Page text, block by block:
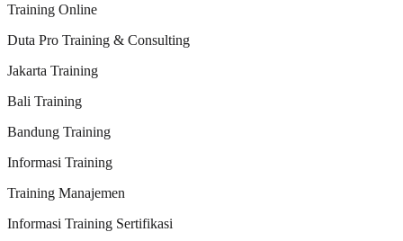
Training Online
Duta Pro Training & Consulting
Jakarta Training
Bali Training
Bandung Training
Informasi Training
Training Manajemen
Informasi Training Sertifikasi